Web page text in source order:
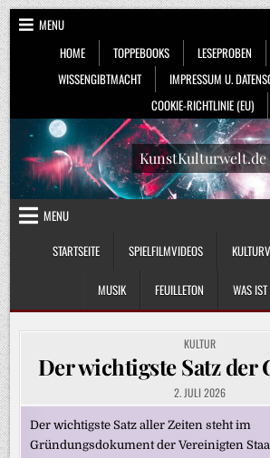
Skip
to
content
MENU
HOME
TOPPEBOOKS LESEPROBEN
WISSENGIBTMACHT
IMPRESSUM U.
COOKIE-RICHTLINIE (EU)
KunstKulturwelt.de
MENU
STARTSEITE
SPIELFILMVIDEOS
MUSIK FEUILLETON WAS
POSTED
IN
KULTUR
Der wichtigste Satz der
2. JULI 2026
Der wichtigste Satz aller Zeiten steht im
Gründungsdokument der Vereinigten